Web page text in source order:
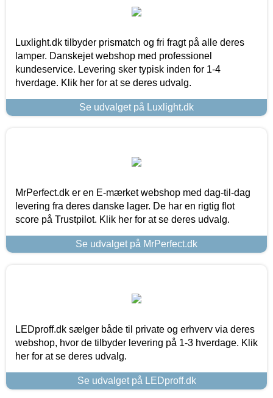
Luxlight.dk tilbyder prismatch og fri fragt på alle deres
lamper. Danskejet webshop med professionel
kundeservice. Levering sker typisk inden for 1-4
hverdage. Klik her for at se deres udvalg.
Se udvalget på Luxlight.dk
MrPerfect.dk er en E-mærket webshop med dag-til-dag
levering fra deres danske lager. De har en rigtig flot
score på Trustpilot. Klik her for at se deres udvalg.
Se udvalget på MrPerfect.dk
LEDproff.dk sælger både til private og erhverv via deres
webshop, hvor de tilbyder levering på 1-3 hverdage. Klik
her for at se deres udvalg.
Se udvalget på LEDproff.dk